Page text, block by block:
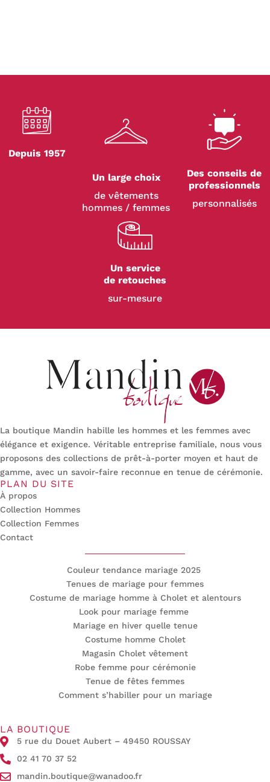
Depuis 1957
Un large choix
de vêtements
hommes / femmes
Des conseils de
professionnels
personnalisés
Un service
de retouches
sur-mesure
La boutique Mandin habille les hommes et les femmes avec
élégance et exigence. Véritable entreprise familiale, nous vous
proposons des collections de prêt-à-porter moyen et haut de
gamme, avec un savoir-faire reconnue en tenue de cérémonie.
PLAN DU SITE
À propos
Collection Hommes
Collection Femmes
Contact
Couleur tendance mariage 2025
Tenues de mariage pour femmes
Costume de mariage homme à Cholet et alentours
Look pour mariage femme
Mariage en hiver quelle tenue
Costume homme Cholet
Magasin Cholet vêtement
Robe femme pour cérémonie
Tenue de fêtes femmes
Comment s’habiller pour un mariage
LA BOUTIQUE
5 rue du Douet Aubert – 49450 ROUSSAY
02 41 70 37 52
mandin.boutique@wanadoo.fr